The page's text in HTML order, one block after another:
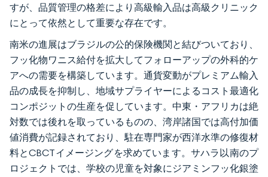
すが、品質管理の格差により高級輸入品は高級クリニック
にとって依然として重要な存在です。
南米の進展はブラジルの公的保険機関と結びついており、
フッ化物ワニス給付を拡大してフォローアップの外科的ケ
アへの需要を構築しています。通貨変動がプレミアム輸入
品の成長を抑制し、地域サプライヤーによるコスト最適化
コンポジットの生産を促しています。中東・アフリカは絶
対数では後れを取っているものの、湾岸諸国では高付加価
値消費が記録されており、駐在専門家が西洋水準の修復材
料とCBCTイメージングを求めています。サハラ以南のプ
ロジェクトでは、学校の児童を対象にジアミンフッ化銀塗